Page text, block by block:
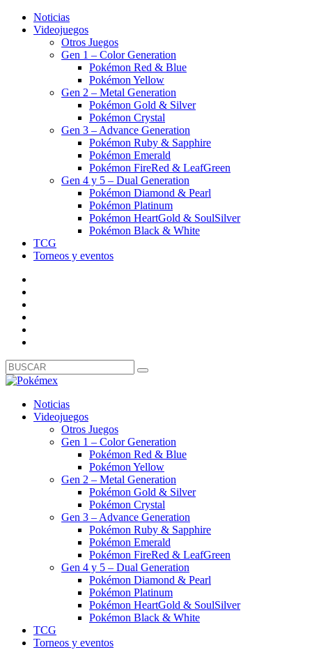
Noticias
Videojuegos
Otros Juegos
Gen 1 – Color Generation
Pokémon Red & Blue
Pokémon Yellow
Gen 2 – Metal Generation
Pokémon Gold & Silver
Pokémon Crystal
Gen 3 – Advance Generation
Pokémon Ruby & Sapphire
Pokémon Emerald
Pokémon FireRed & LeafGreen
Gen 4 y 5 – Dual Generation
Pokémon Diamond & Pearl
Pokémon Platinum
Pokémon HeartGold & SoulSilver
Pokémon Black & White
TCG
Torneos y eventos
Noticias
Videojuegos
Otros Juegos
Gen 1 – Color Generation
Pokémon Red & Blue
Pokémon Yellow
Gen 2 – Metal Generation
Pokémon Gold & Silver
Pokémon Crystal
Gen 3 – Advance Generation
Pokémon Ruby & Sapphire
Pokémon Emerald
Pokémon FireRed & LeafGreen
Gen 4 y 5 – Dual Generation
Pokémon Diamond & Pearl
Pokémon Platinum
Pokémon HeartGold & SoulSilver
Pokémon Black & White
TCG
Torneos y eventos